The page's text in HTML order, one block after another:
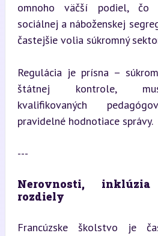
omnoho väčší podiel, čo
sociálnej a náboženskej
častejšie volia súkromný
Regulácia je prísna –
štátnej kontrole,
kvalifikovaných
pravidelné hodnotiace správy.
---
Nerovnosti,
rozdiely
Francúzske školstvo je